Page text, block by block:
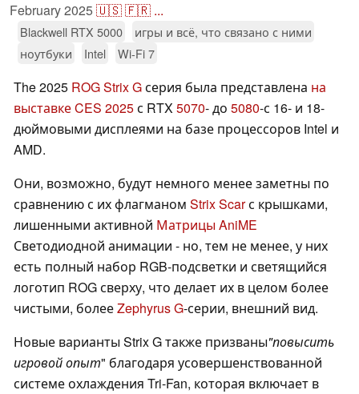
February 2025🇺🇸🇫🇷 ...
Blackwell RTX 5000
игры и всё, что связано с ними
ноутбуки
Intel Wi-Fi 7
The 2025 ROG Strix Gсерия была представлена на
выставке CES 2025с RTX5070- до 5080-с 16- и 18-
дюймовыми дисплеями на базе процессоров Intel и
AMD.
Они, возможно, будут немного менее заметны по
сравнению с их флагманом Strix Scarс крышками,
лишенными активной Матрицы AniME
Светодиодной анимации - но, тем не менее, у них
есть полный набор RGB-подсветки и светящийся
логотип ROG сверху, что делает их в целом более
чистыми, болееZephyrus G-серии, внешний вид.
Новые варианты Strix G также призваны"повысить
игровой опыт" благодаря усовершенствованной
системе охлаждения Tri-Fan, которая включает в